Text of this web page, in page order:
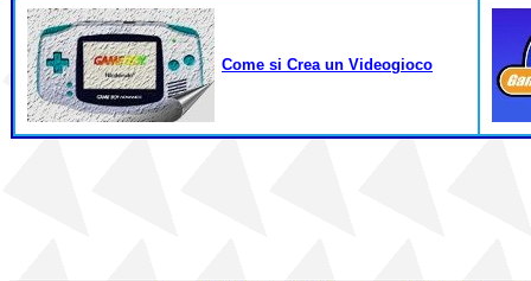
Come si Crea un Videogioco